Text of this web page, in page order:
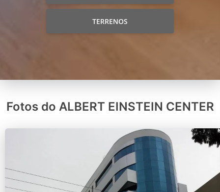
TERRENOS
Fotos do ALBERT EINSTEIN CENTER